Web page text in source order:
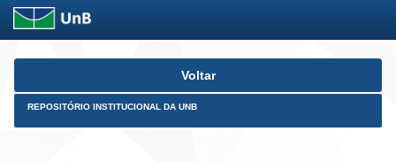
Skip
Voltar
REPOSITÓRIO INSTITUCIONAL DA UNB